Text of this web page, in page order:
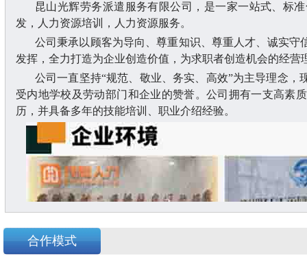
昆山光辉劳务派遣服务有限公司，是一家一站式、标
发，人力资源培训，人力资源服务。
公司秉承以顾客为导向、尊重知识、尊重人才、诚实
发挥，全力打造为企业创造价值，为求职者创造机会的经营
公司一直坚持“规范、敬业、务实、高效”为主导理念
受内地学校及劳动部门和企业的赞誉。公司拥有一支高素
历，并具备多年的技能培训、职业介绍经验。
合作模式